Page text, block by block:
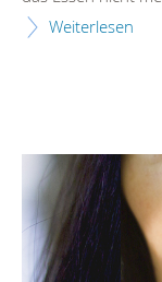
Weiterlesen